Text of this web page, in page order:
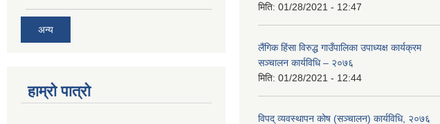
अन्य
हाम्रो पात्रो
मिति: 01/28/2021 - 12:47
लैंगिक हिंसा विरुद्ध गाउँपालिका उपाध्यक्ष कार्यक्रम
सञ्चालन कार्यविधि – २०७६
मिति: 01/28/2021 - 12:44
विपद् व्यवस्थापन कोष (सञ्चालन) कार्यविधि, २०७६